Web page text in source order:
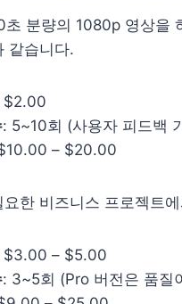
초 분량의 1080p 영상을
같습니다.
$2.00
: 5~10회 (사용자 피드백
– $20.00
요한 비즈니스 프로젝트
$3.00 – $5.00
: 3~5회 (Pro 버전은 품질